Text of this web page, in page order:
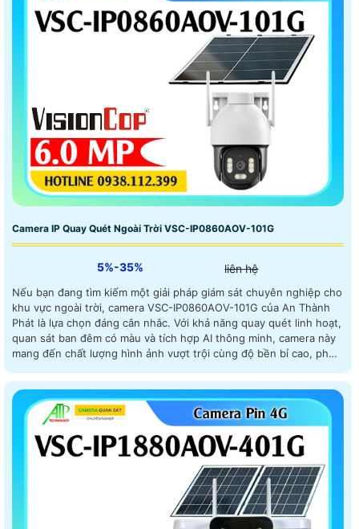
Camera IP Quay Quét Ngoài Trời VSC-IP0860AOV-101G
5%-35% liên hệ
Nếu bạn đang tìm kiếm một giải pháp giám sát chuyên nghiệp cho
khu vực ngoài trời, camera VSC-IP0860AOV-101G của An Thành
Phát là lựa chọn đáng cân nhắc. Với khả năng quay quét linh hoạt,
quan sát ban đêm có màu và tích hợp AI thông minh, camera này
mang đến chất lượng hình ảnh vượt trội cùng độ bền bỉ cao, phù